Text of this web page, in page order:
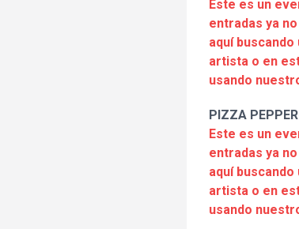
Este es un
entradas ya
aquí
artista o en
usando
PIZZA
Este es un
entradas ya
aquí
artista o en
usando